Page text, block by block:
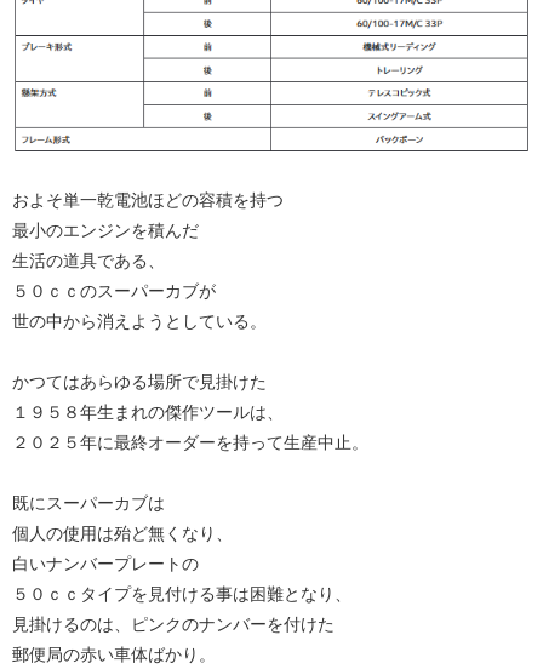
およそ単一乾電池ほどの容積を持つ
最小のエンジンを積んだ
生活の道具である、
５０ｃｃのスーパーカブが
世の中から消えようとしている。
かつてはあらゆる場所で見掛けた
１９５８年生まれの傑作ツールは、
２０２５年に最終オーダーを持って生産中止。
既にスーパーカブは
個人の使用は殆ど無くなり、
白いナンバープレートの
５０ｃｃタイプを見付ける事は困難となり、
見掛けるのは、ピンクのナンバーを付けた
郵便局の赤い車体ばかり。